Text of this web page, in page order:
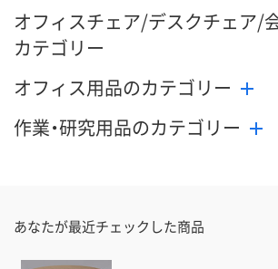
オフィスチェア/デスクチェア/
カテゴリー
オフィス用品のカテゴリー
作業・研究用品のカテゴリー
あなたが最近チェックした商品